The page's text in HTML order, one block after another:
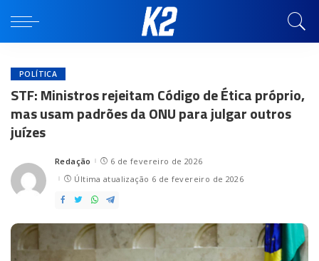
POLÍTICA
STF: Ministros rejeitam Código de Ética próprio,
mas usam padrões da ONU para julgar outros
juízes
Posted
Redação
6 de fevereiro de 2026
Última atualização 6 de fevereiro de 2026